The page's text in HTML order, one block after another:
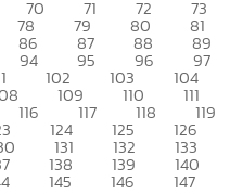
70 71 72 73
78 79 80 81
86 87 88 89
94 95 96 97
102 103 104
109 110 111
116 117 118 119
124 125 126
131 132 133
138 139 140
145 146 147